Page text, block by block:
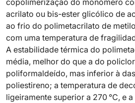
copolimerização do monómero
acrilato ou bis-ester glicólico de
ao frio do polimetacrilato de
com uma temperatura de
A estabilidade térmica do
média, melhor do que a do
poliformaldeído, mas inferior à
poliestireno; a temperatura de
ligeiramente superior a 270 °C, e